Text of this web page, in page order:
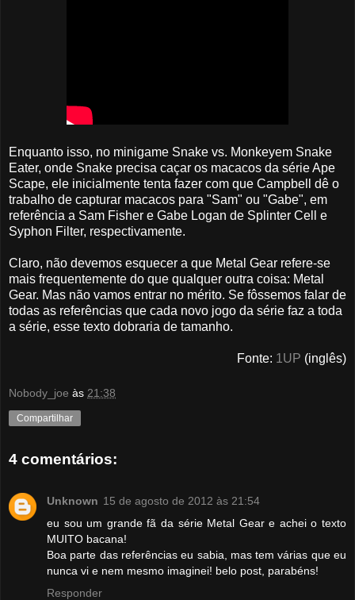
Enquanto isso, no minigame Snake vs. Monkeyem Snake
Eater, onde Snake precisa caçar os macacos da série Ape
Scape, ele inicialmente tenta fazer com que Campbell dê o
trabalho de capturar macacos para "Sam" ou "Gabe", em
referência a Sam Fisher e Gabe Logan de Splinter Cell e
Syphon Filter, respectivamente.
Claro, não devemos esquecer a que Metal Gear refere-se
mais frequentemente do que qualquer outra coisa: Metal
Gear. Mas não vamos entrar no mérito. Se fôssemos falar de
todas as referências que cada novo jogo da série faz a toda
a série, esse texto dobraria de tamanho.
Fonte: 1UP (inglês)
Nobody_joe às 21:38
Compartilhar
4 comentários:
Unknown 15 de agosto de 2012 às 21:54
eu sou um grande fã da série Metal Gear e achei o texto
MUITO bacana!
Boa parte das referências eu sabia, mas tem várias que eu
nunca vi e nem mesmo imaginei! belo post, parabéns!
Responder